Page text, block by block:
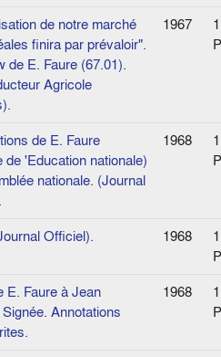
de notre marché
finira par prévaloir".
de E. Faure (67.01).
Agricole
1967
1
de E. Faure
de 'Education nationale)
nationale. (Journal
1968
1
Officiel). 1968
1
E. Faure à Jean
Annotations
1968
1